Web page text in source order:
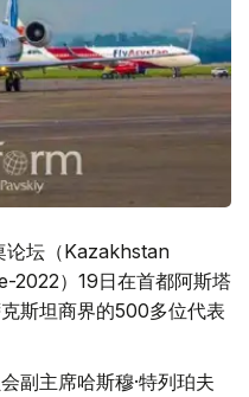
论坛（Kazakhstan
）19日在首都阿斯塔
斯坦商界的500多位代表
副主席哈斯穆·特列珀夫